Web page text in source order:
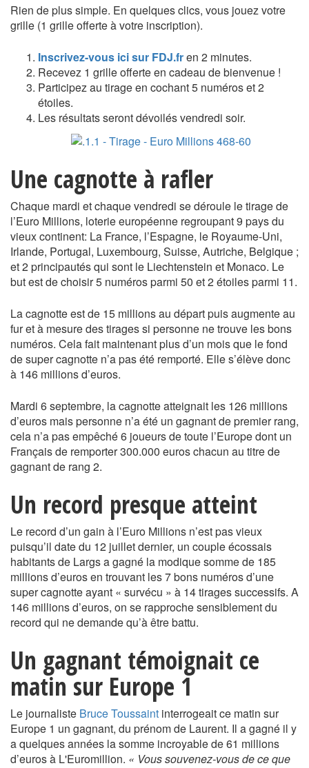
Rien de plus simple. En quelques clics, vous jouez votre
grille (1 grille offerte à votre inscription).
Inscrivez-vous ici sur FDJ.fren 2 minutes.
Recevez 1 grille offerte en cadeau de bienvenue !
Participez au tirage en cochant 5 numéros et 2
étoiles.
Les résultats seront dévoilés vendredi soir.
Une cagnotte à rafler
Chaque mardi et chaque vendredi se déroule le tirage de
l’Euro Millions, loterie européenne regroupant 9 pays du
vieux continent: La France, l’Espagne, le Royaume-Uni,
Irlande, Portugal, Luxembourg, Suisse, Autriche, Belgique ;
et 2 principautés qui sont le Liechtenstein et Monaco. Le
but est de choisir 5 numéros parmi 50 et 2 étoiles parmi 11.
La cagnotte est de 15 millions au départ puis augmente au
fur et à mesure des tirages si personne ne trouve les bons
numéros. Cela fait maintenant plus d’un mois que le fond
de super cagnotte n’a pas été remporté. Elle s’élève donc
à 146 millions d’euros.
Mardi 6 septembre, la cagnotte atteignait les 126 millions
d’euros mais personne n’a été un gagnant de premier rang,
cela n’a pas empêché 6 joueurs de toute l’Europe dont un
Français de remporter 300.000 euros chacun au titre de
gagnant de rang 2.
Un record presque atteint
Le record d’un gain à l’Euro Millions n’est pas vieux
puisqu’il date du 12 juillet dernier, un couple écossais
habitants de Largs a gagné la modique somme de 185
millions d’euros en trouvant les 7 bons numéros d’une
super cagnotte ayant « survécu » à 14 tirages successifs. A
146 millions d’euros, on se rapproche sensiblement du
record qui ne demande qu’à être battu.
Un gagnant témoignait ce
matin sur Europe 1
Le journaliste Bruce Toussaint interrogeait ce matin sur
Europe 1 un gagnant, du prénom de Laurent. Il a gagné il y
a quelques années la somme incroyable de 61 millions
d’euros à L'Euromillion. « Vous souvenez-vous de ce que